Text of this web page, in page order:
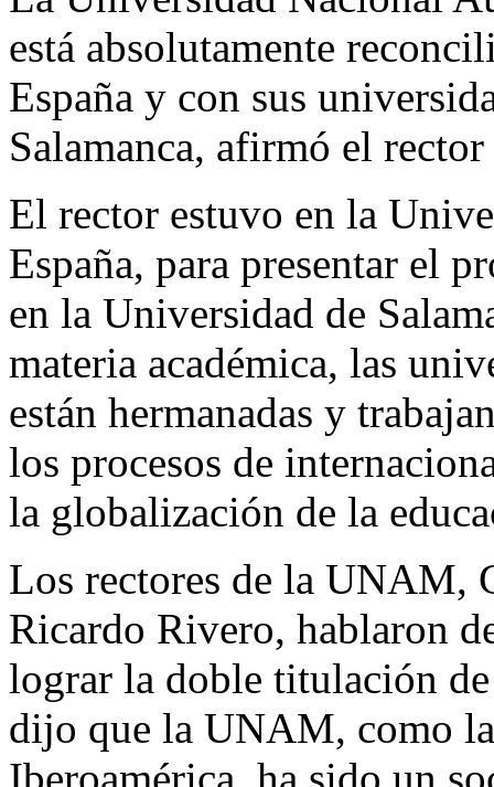
está absolutamente
España y con sus
Salamanca, afirmó el
El rector estuvo en la
España, para presentar el
en la Universidad de
materia académica, las
están hermanadas y
los procesos de
la globalización de la
Los rectores de la UNAM,
Ricardo Rivero, hablaron
lograr la doble titulación
dijo que la UNAM, como
Iberoamérica, ha sido un